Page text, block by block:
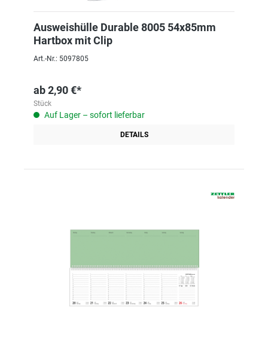
Ausweishülle Durable 8005 54x85mm
Hartbox mit Clip
Art.-Nr.: 5097805
ab2,90 €*
Stück
Auf Lager – sofort lieferbar
DETAILS